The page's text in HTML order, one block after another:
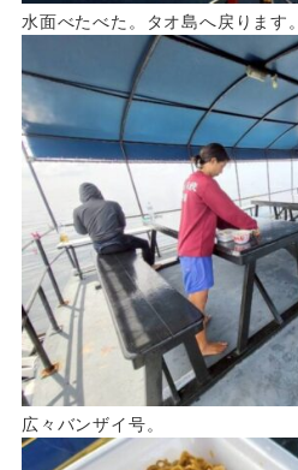
水面べたべた。タオ島へ戻ります。
広々バンザイ号。